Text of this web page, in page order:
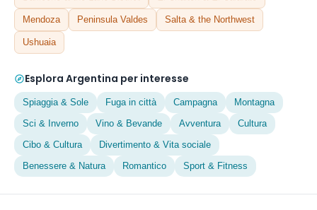
Mendoza Peninsula Valdes Salta & the Northwest
Ushuaia
Esplora Argentina per interesse
Spiaggia & Sole Fuga in città Campagna
Montagna
Sci & Inverno
Vino & Bevande Avventura
Cultura
Cibo & Cultura
Divertimento & Vita sociale
Benessere & Natura
Romantico Sport & Fitness